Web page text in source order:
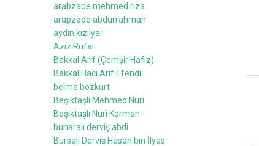
arabzade mehmed rıza
arapzade abdurrahman
aydın kızılyar
Aziz Rufai
Bakkal Arif (Çemşir Hafız)
Bakkal Hacı Arif Efendi
belma bozkurt
Beşiktaşlı Mehmed Nuri
Beşiktaşlı Nuri Korman
buharalı derviş abdi
Bursalı Derviş Hasan bin İlyas